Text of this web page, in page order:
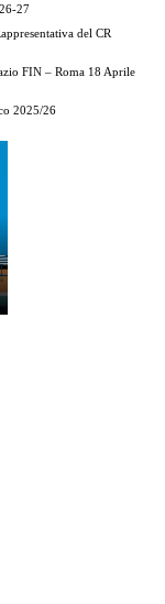
27
del CR
FIN – Roma 18 Aprile
2025/26